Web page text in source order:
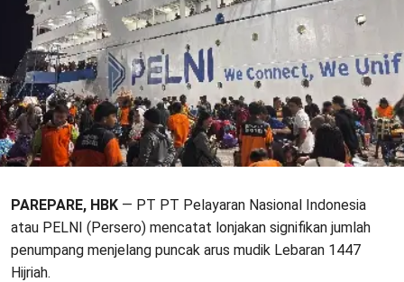
PAREPARE, HBK — PT PT Pelayaran Nasional Indonesia
atau PELNI (Persero) mencatat lonjakan signifikan jumlah
penumpang menjelang puncak arus mudik Lebaran 1447
Hijriah.